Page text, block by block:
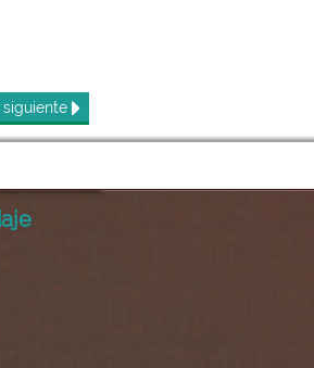
siguiente